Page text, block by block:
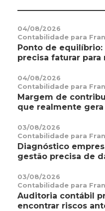
04/08/2026
Contabilidade para
Ponto de
precisa faturar
04/08/2026
Contabilidade para
Margem de
que realmente
03/08/2026
Contabilidade para
Diagnóstico
gestão precisa de
03/08/2026
Contabilidade para
Auditoria contábil
encontrar riscos